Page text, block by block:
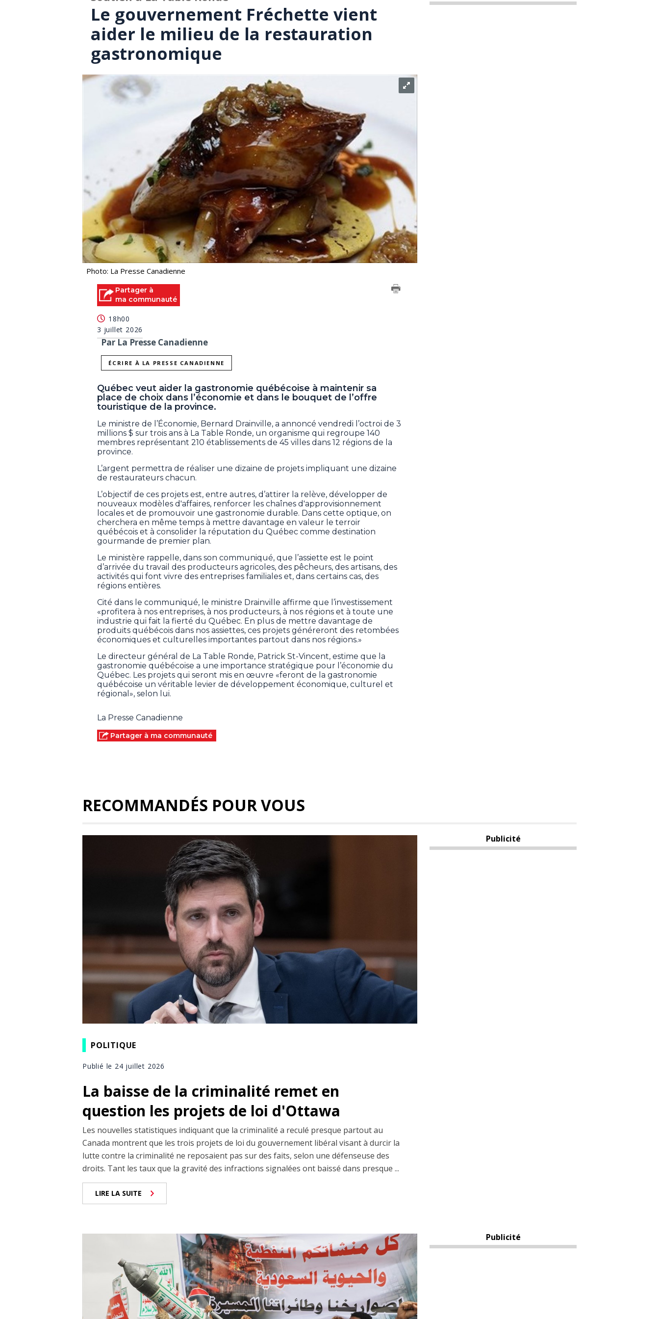
Le gouvernement Fréchette vient
aider le milieu de la restauration
gastronomique
Photo: La Presse Canadienne
Partager à
ma communauté
18h00
3 juillet 2026
Par La Presse Canadienne
ÉCRIRE À LA PRESSE CANADIENNE
Québec veut aider la gastronomie québécoise à maintenir sa
place de choix dans l’économie et dans le bouquet de l’offre
touristique de la province.
Le ministre de l’Économie, Bernard Drainville, a annoncé vendredi l’octroi de 3
millions $ sur trois ans à La Table Ronde, un organisme qui regroupe 140
membres représentant 210 établissements de 45 villes dans 12 régions de la
province.
L’argent permettra de réaliser une dizaine de projets impliquant une dizaine
de restaurateurs chacun.
L’objectif de ces projets est, entre autres, d’attirer la relève, développer de
nouveaux modèles d'affaires, renforcer les chaînes d'approvisionnement
locales et de promouvoir une gastronomie durable. Dans cette optique, on
cherchera en même temps à mettre davantage en valeur le terroir
québécois et à consolider la réputation du Québec comme destination
gourmande de premier plan.
Le ministère rappelle, dans son communiqué, que l’assiette est le point
d’arrivée du travail des producteurs agricoles, des pêcheurs, des artisans, des
activités qui font vivre des entreprises familiales et, dans certains cas, des
régions entières.
Cité dans le communiqué, le ministre Drainville affirme que l’investissement
«profitera à nos entreprises, à nos producteurs, à nos régions et à toute une
industrie qui fait la fierté du Québec. En plus de mettre davantage de
produits québécois dans nos assiettes, ces projets généreront des retombées
économiques et culturelles importantes partout dans nos régions.»
Le directeur général de La Table Ronde, Patrick St-Vincent, estime que la
gastronomie québécoise a une importance stratégique pour l’économie du
Québec. Les projets qui seront mis en œuvre «feront de la gastronomie
québécoise un véritable levier de développement économique, culturel et
régional», selon lui.
La Presse Canadienne
Partager à ma communauté
RECOMMANDÉS POUR VOUS
POLITIQUE
Publié le 24 juillet 2026
La baisse de la criminalité remet en
question les projets de loi d'Ottawa
Les nouvelles statistiques indiquant que la criminalité a reculé presque partout au
Canada montrent que les trois projets de loi du gouvernement libéral visant à durcir la
lutte contre la criminalité ne reposaient pas sur des faits, selon une défenseuse des
droits. Tant les taux que la gravité des infractions signalées ont baissé dans presque ...
LIRE LA SUITE
Publicité
Publicité